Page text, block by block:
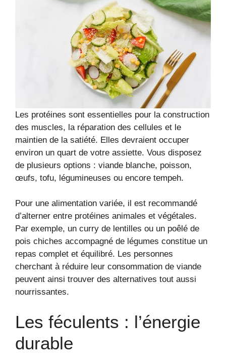
Les protéines sont essentielles pour la construction
des muscles, la réparation des cellules et le
maintien de la satiété. Elles devraient occuper
environ un quart de votre assiette. Vous disposez
de plusieurs options : viande blanche, poisson,
œufs, tofu, légumineuses ou encore tempeh.
Pour une alimentation variée, il est recommandé
d’alterner entre protéines animales et végétales.
Par exemple, un curry de lentilles ou un poêlé de
pois chiches accompagné de légumes constitue un
repas complet et équilibré. Les personnes
cherchant à réduire leur consommation de viande
peuvent ainsi trouver des alternatives tout aussi
nourrissantes.
Les féculents : l’énergie
durable